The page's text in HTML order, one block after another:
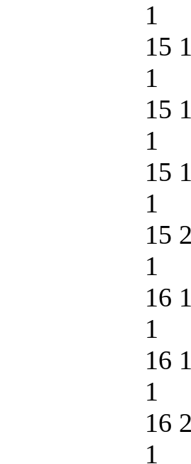
1
15
1
15
1
15
1
15
1
16
1
16
1
16
1